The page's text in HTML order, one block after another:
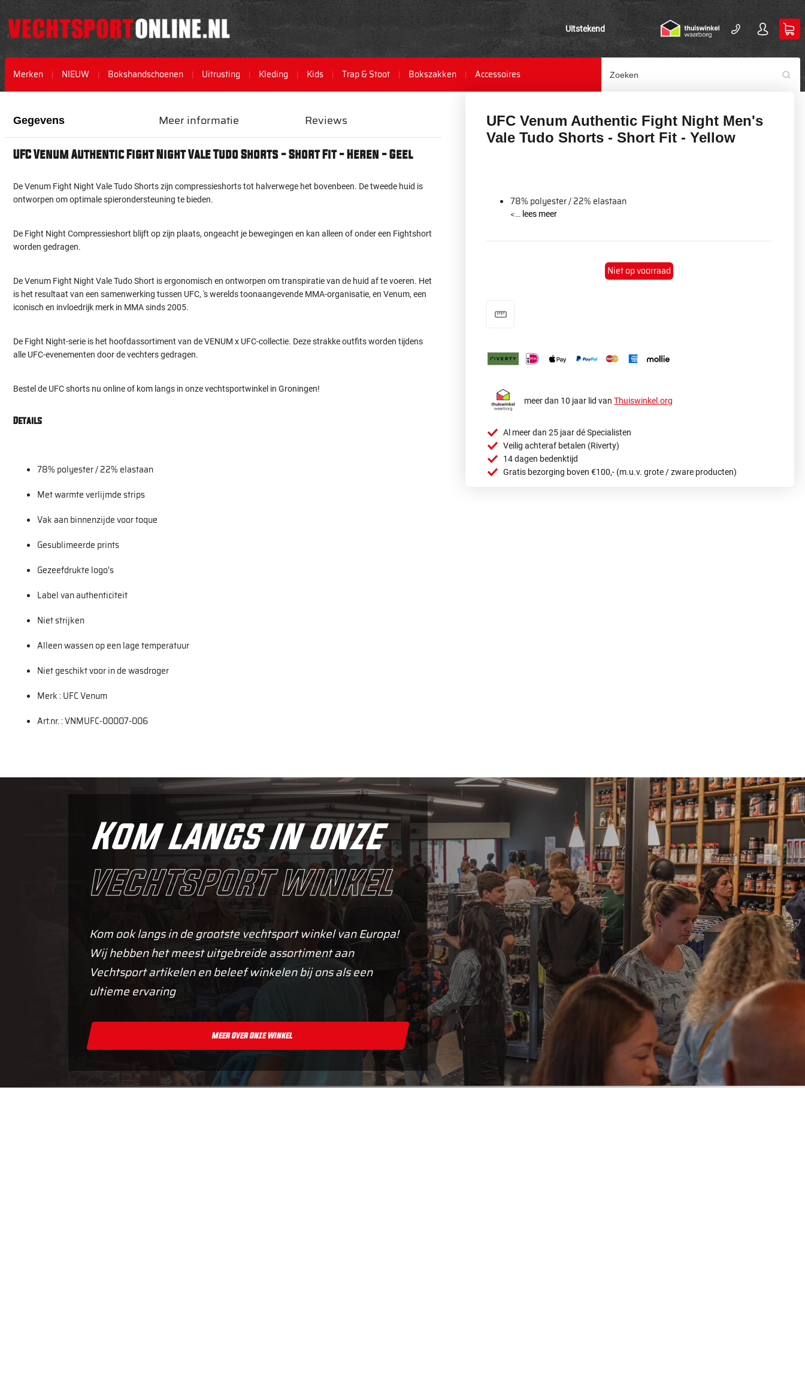
Uitstekend
Merken NIEUW Bokshandschoenen Uitrusting Kleding Kids Trap & Stoot Bokszakken Accessoires
het
van
gallerij
het
van
gallerij
UFC Venum Authentic Fight Night Men's
Vale Tudo Shorts - Short Fit - Yellow
78% polyester / 22% elastaan
<... lees meer
Niet op voorraad
meer dan 10 jaar lid vanThuiswinkel.org
Al meer dan 25 jaar dé Specialisten
Veilig achteraf betalen (Riverty)
14 dagen bedenktijd
Gratis bezorging boven €100,- (m.u.v. grote / zware producten)
Gegevens
UFC Venum Authentic Fight Night Vale Tudo Shorts - Short Fit - Heren - Geel
De Venum Fight Night Vale Tudo Shorts zijn compressieshorts tot halverwege het bovenbeen. De tweede huid is
ontworpen om optimale spierondersteuning te bieden.
De Fight Night Compressieshort blijft op zijn plaats, ongeacht je bewegingen en kan alleen of onder een Fightshort
worden gedragen.
De Venum Fight Night Vale Tudo Short is ergonomisch en ontworpen om transpiratie van de huid af te voeren. Het
is het resultaat van een samenwerking tussen UFC, 's werelds toonaangevende MMA-organisatie, en Venum, een
iconisch en invloedrijk merk in MMA sinds 2005.
De Fight Night-serie is het hoofdassortiment van de VENUM x UFC-collectie. Deze strakke outfits worden tijdens
alle UFC-evenementen door de vechters gedragen.
Bestel de UFC shorts nu online of kom langs in onze vechtsportwinkel in Groningen!
Details
78% polyester / 22% elastaan
Met warmte verlijmde strips
Vak aan binnenzijde voor toque
Gesublimeerde prints
Gezeefdrukte logo's
Label van authenticiteit
Niet strijken
Alleen wassen op een lage temperatuur
Niet geschikt voor in de wasdroger
Merk : UFC Venum
Art.nr. : VNMUFC-00007-006
Meer informatie Reviews
Kom langs in onze
vechtsport winkel
Kom ook langs in de grootste vechtsport winkel van Europa!
Wij hebben het meest uitgebreide assortiment aan
Vechtsport artikelen en beleef winkelen bij ons als een
ultieme ervaring
Meer Over Onze Winkel